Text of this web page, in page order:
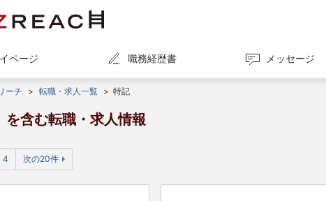
ページ 職務経歴書 メッセージ
ーチ > 転職・求人一覧 > 特記
を含む転職・求人情報
4 次の20件